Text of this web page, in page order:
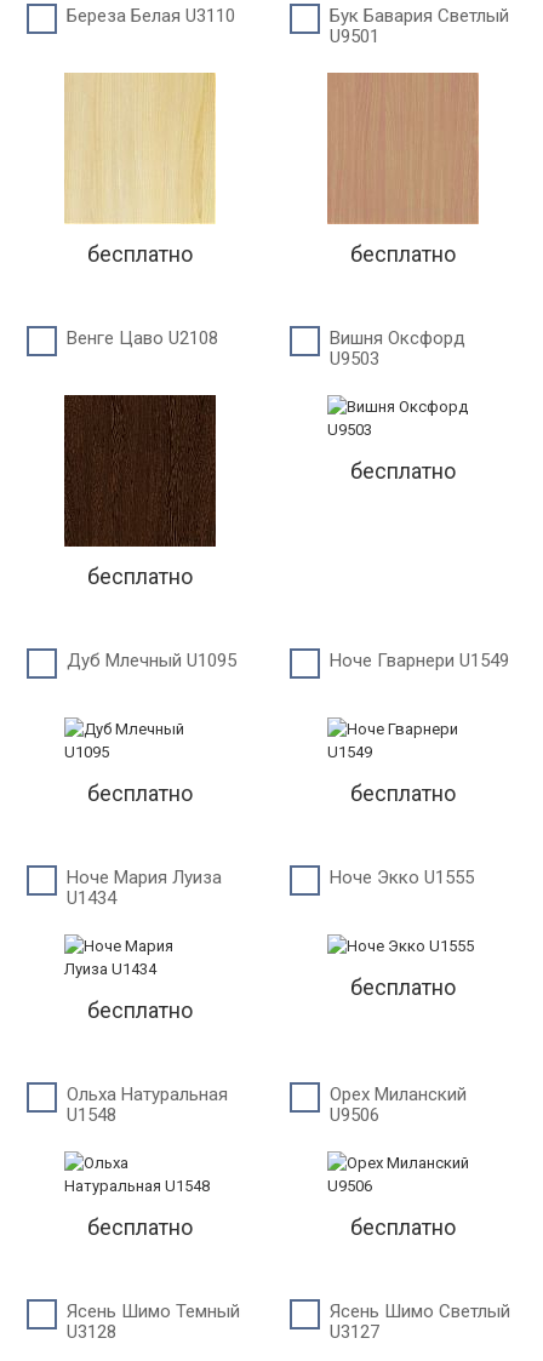
Береза Белая U3110
бесплатно
Бук Бавария Светлый
U9501
бесплатно
Венге Цаво U2108
бесплатно
Вишня Оксфорд
U9503
бесплатно
Дуб Млечный U1095
бесплатно
Ноче Гварнери U1549
бесплатно
Ноче Мария Луиза
U1434
бесплатно
Ноче Экко U1555
бесплатно
Ольха Натуральная
U1548
бесплатно
Орех Миланский
U9506
бесплатно
Ясень Шимо Темный
U3128
Ясень Шимо Светлый
U3127